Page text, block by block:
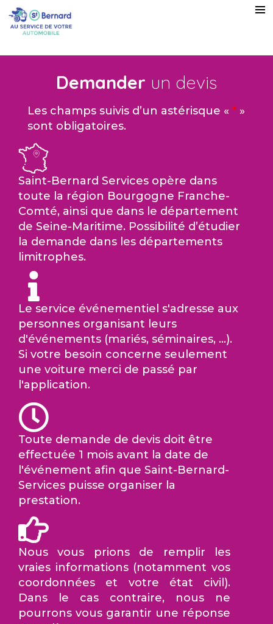
Demander un devis
Les champs suivis d’un astérisque « * »
sont obligatoires.
Saint-Bernard Services opère dans
toute la région Bourgogne Franche-
Comté, ainsi que dans le département
de Seine-Maritime. Possibilité d’étudier
la demande dans les départements
limitrophes.
Le service événementiel s'adresse aux
personnes organisant leurs
d'événements (mariés, séminaires, ...).
Si votre besoin concerne seulement
une voiture merci de passé par
l'application.
Toute demande de devis doit être
effectuée 1 mois avant la date de
l'événement afin que Saint-Bernard-
Services puisse organiser la
prestation.
Nous vous prions de remplir les
vraies informations (notamment vos
coordonnées et votre état civil).
Dans le cas contraire, nous ne
pourrons vous garantir une réponse